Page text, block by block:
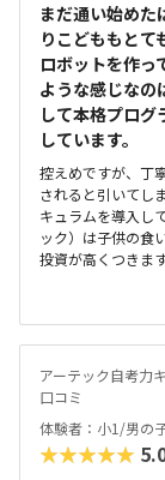
まだ通い始めた
りこどももとて
ロボットを作っ
ような感じなの
して本格プロ
しています。
控えめですが、丁
されると引いてし
キュラムを導入し
ック）は子供の食
投資が高くつきま
いなので車でも送
て自分で自転車で
帰りにガチャガチ
引き換えをできた
っかけになりそう
別指導という部分
ャンペーン中だっ
ング以外もやって
せて受講したりで
アーテック自考力
口コミ
体験者：小1/男の
★★★★★